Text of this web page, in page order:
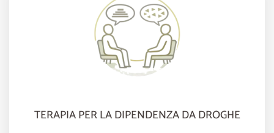
TERAPIA PER LA DIPENDENZA DA DROGHE